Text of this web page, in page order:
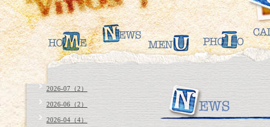
2026-07（2）
2026-06（2）
2026-04（4）